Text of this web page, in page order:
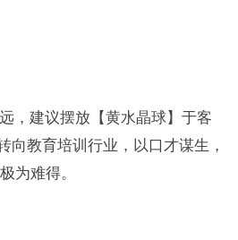
，建议摆放【黄水晶球】于客
向教育培训行业，以口才谋生，
为难得。